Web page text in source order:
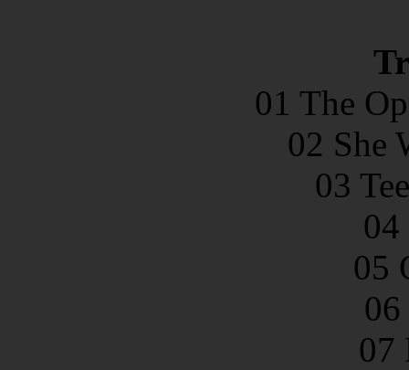
01 The
02 She
03
05
07